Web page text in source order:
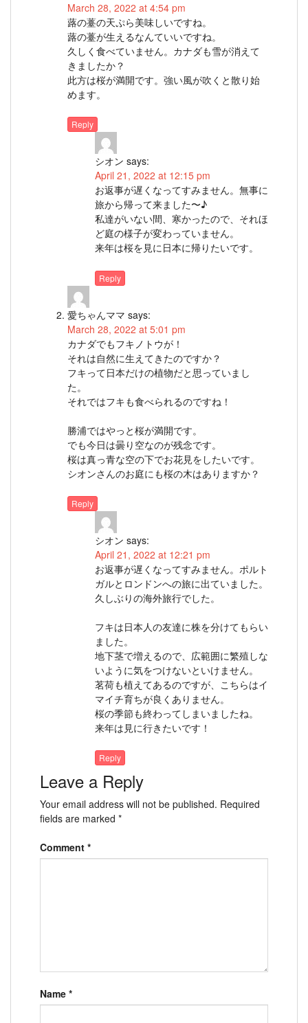
March 28, 2022 at 4:54 pm
蕗の薹の天ぷら美味しいですね。
蕗の薹が生えるなんていいですね。
久しく食べていません。カナダも雪が消えて
きましたか？
此方は桜が満開です。強い風が吹くと散り始
めます。
Reply
シオン says:
April 21, 2022 at 12:15 pm
お返事が遅くなってすみません。無事に
旅から帰って来ました〜♪
私達がいない間、寒かったので、それほ
ど庭の様子が変わっていません。
来年は桜を見に日本に帰りたいです。
Reply
愛ちゃんママ says:
March 28, 2022 at 5:01 pm
カナダでもフキノトウが！
それは自然に生えてきたのですか？
フキって日本だけの植物だと思っていまし
た。
それではフキも食べられるのですね！
勝浦ではやっと桜が満開です。
でも今日は曇り空なのが残念です。
桜は真っ青な空の下でお花見をしたいです。
シオンさんのお庭にも桜の木はありますか？
Reply
シオン says:
April 21, 2022 at 12:21 pm
お返事が遅くなってすみません。ポルト
ガルとロンドンへの旅に出ていました。
久しぶりの海外旅行でした。
フキは日本人の友達に株を分けてもらい
ました。
地下茎で増えるので、広範囲に繁殖しな
いように気をつけないといけません。
茗荷も植えてあるのですが、こちらはイ
マイチ育ちが良くありません。
桜の季節も終わってしまいましたね。
来年は見に行きたいです！
Reply
Leave a Reply
Your email address will not be published. Required
fields are marked *
Comment *
Name *